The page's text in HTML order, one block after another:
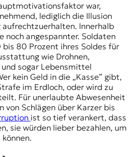
war,
lediglich die Illusion
aufrechtzuerhalten. Innerhalb
noch angespannter. Soldaten
80 Prozent ihres Soldes für
wie Drohnen,
sogar Lebensmittel
kein Geld in die „Kasse” gibt,
im Erdloch, oder wird zu
Für unerlaubte Abwesenheit
Schlägen über Karzer bis
ist so tief verankert, dass
sie würden lieber bezahlen, um